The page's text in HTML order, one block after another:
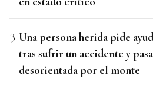
Una persona herida pide
tras sufrir un accidente y
desorientada por el monte